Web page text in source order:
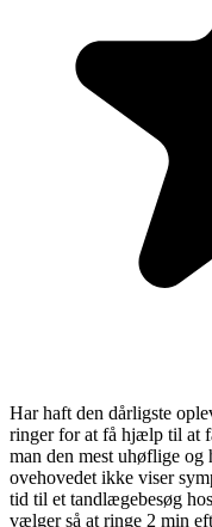
Har haft den dårligste
ringer for at få hjælp til at
man den mest uhøflige og
ovehovedet ikke viser
tid til et tandlægebesøg
vælger så at ringe 2 min